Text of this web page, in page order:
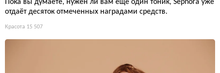
Пока вы думаете, нужен ли вам ещё один тоник, Sephora уже
отдаёт десяток отмеченных наградами средств.
Красота 15 507